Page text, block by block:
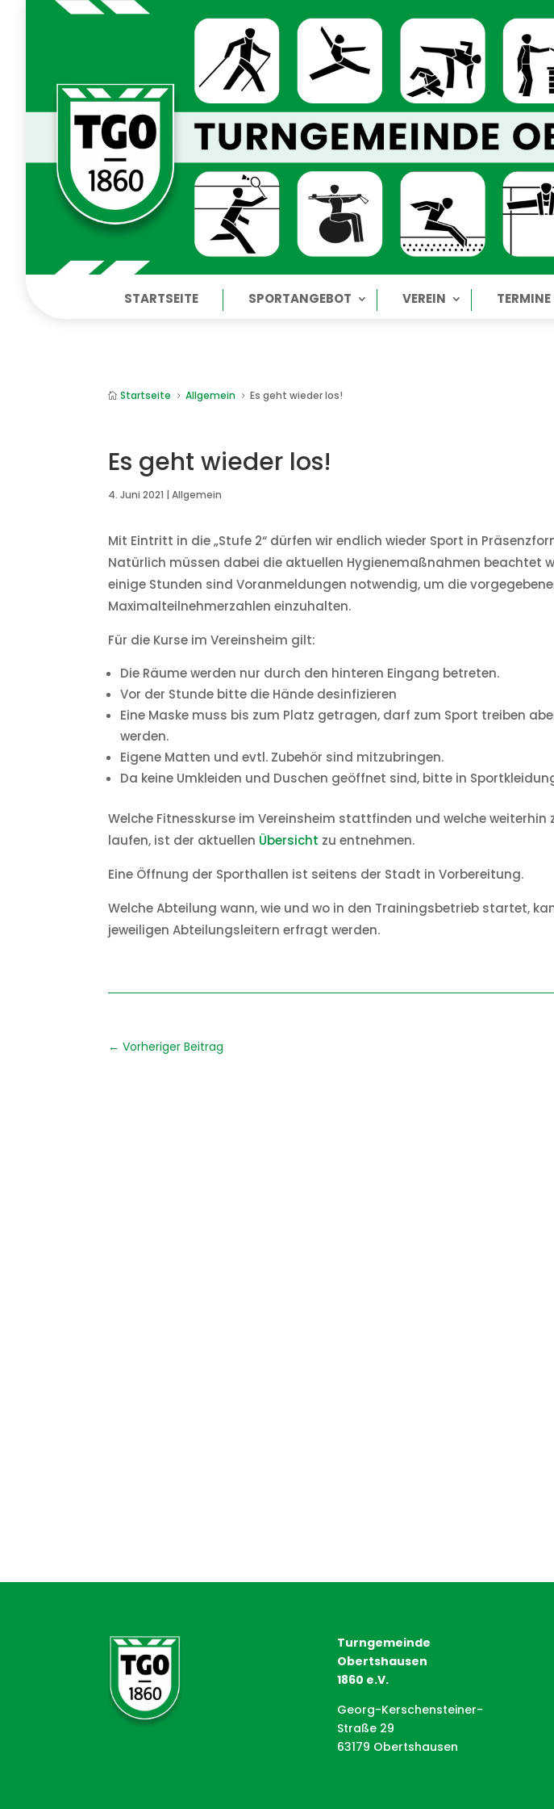
STARTSEITE SPORTANGEBOT VEREIN TERMINE
 Startseite 5 Allgemein 5 Es geht wieder los!
Es geht wieder los!
4. Juni 2021 |Allgemein
Mit Eintritt in die „Stufe 2“ dürfen wir endlich wieder Sport in
Natürlich müssen dabei die aktuellen Hygienemaßnahmen beachtet
einige Stunden sind Voranmeldungen notwendig, um die
Maximalteilnehmerzahlen einzuhalten.
Für die Kurse im Vereinsheim gilt:
Die Räume werden nur durch den hinteren Eingang betreten.
Vor der Stunde bitte die Hände desinfizieren
Eine Maske muss bis zum Platz getragen, darf zum Sport treiben
werden.
Eigene Matten und evtl. Zubehör sind mitzubringen.
Da keine Umkleiden und Duschen geöffnet sind, bitte in
Welche Fitnesskurse im Vereinsheim stattfinden und welche weiterhin
laufen, ist der aktuellen Übersicht zu entnehmen.
Eine Öffnung der Sporthallen ist seitens der Stadt in Vorbereitung.
Welche Abteilung wann, wie und wo in den Trainingsbetrieb startet,
jeweiligen Abteilungsleitern erfragt werden.
←Vorheriger Beitrag
Turngemeinde
Obertshausen
1860 e.V.
Georg-Kerschensteiner-
Straße 29
63179 Obertshausen